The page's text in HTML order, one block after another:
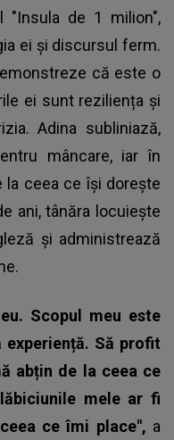
"Insula de 1 milion",
ei și discursul ferm.
că este o
ei sunt reziliența și
Adina subliniază,
mâncare, iar în
ceea ce își dorește
ani, tânăra locuiește
și administrează
Scopul meu este
Să profit
abțin de la ceea ce
mele ar fi
ce îmi place", a